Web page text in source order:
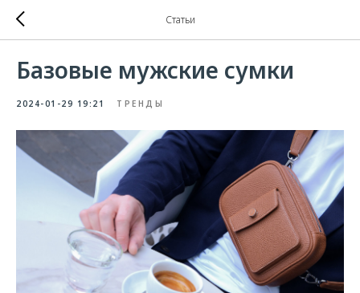
Статьи
Базовые мужские сумки
2024-01-29 19:21 ТРЕНДЫ